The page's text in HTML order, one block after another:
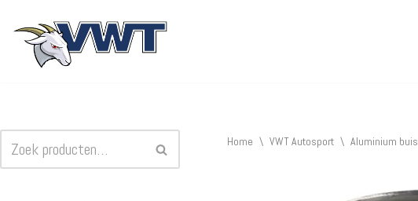
Ga
Home \ VWT Autosport \ Aluminium buis